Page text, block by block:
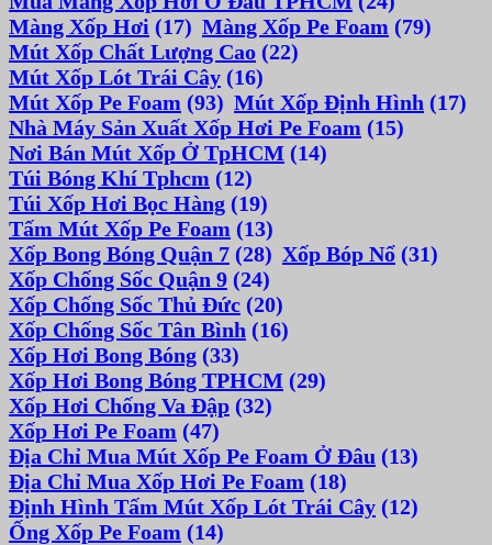
Màng Xốp Hơi (17) Màng Xốp Pe Foam (79)
Mút Xốp Chất Lượng Cao (22)
Mút Xốp Lót Trái Cây (16)
Mút Xốp Pe Foam (93) Mút Xốp Định Hình (17)
Nhà Máy Sản Xuất Xốp Hơi Pe Foam (15)
Nơi Bán Mút Xốp Ở TpHCM (14)
Túi Bóng Khí Tphcm (12)
Túi Xốp Hơi Bọc Hàng (19)
Tấm Mút Xốp Pe Foam (13)
Xốp Bong Bóng Quận 7 (28) Xốp Bóp Nổ (31)
Xốp Chống Sốc Quận 9 (24)
Xốp Chống Sốc Thủ Đức (20)
Xốp Chống Sốc Tân Bình (16)
Xốp Hơi Bong Bóng (33)
Xốp Hơi Bong Bóng TPHCM (29)
Xốp Hơi Chống Va Đập (32)
Xốp Hơi Pe Foam (47)
Địa Chỉ Mua Mút Xốp Pe Foam Ở Đâu (13)
Địa Chỉ Mua Xốp Hơi Pe Foam (18)
Định Hình Tấm Mút Xốp Lót Trái Cây (12)
Ống Xốp Pe Foam (14)